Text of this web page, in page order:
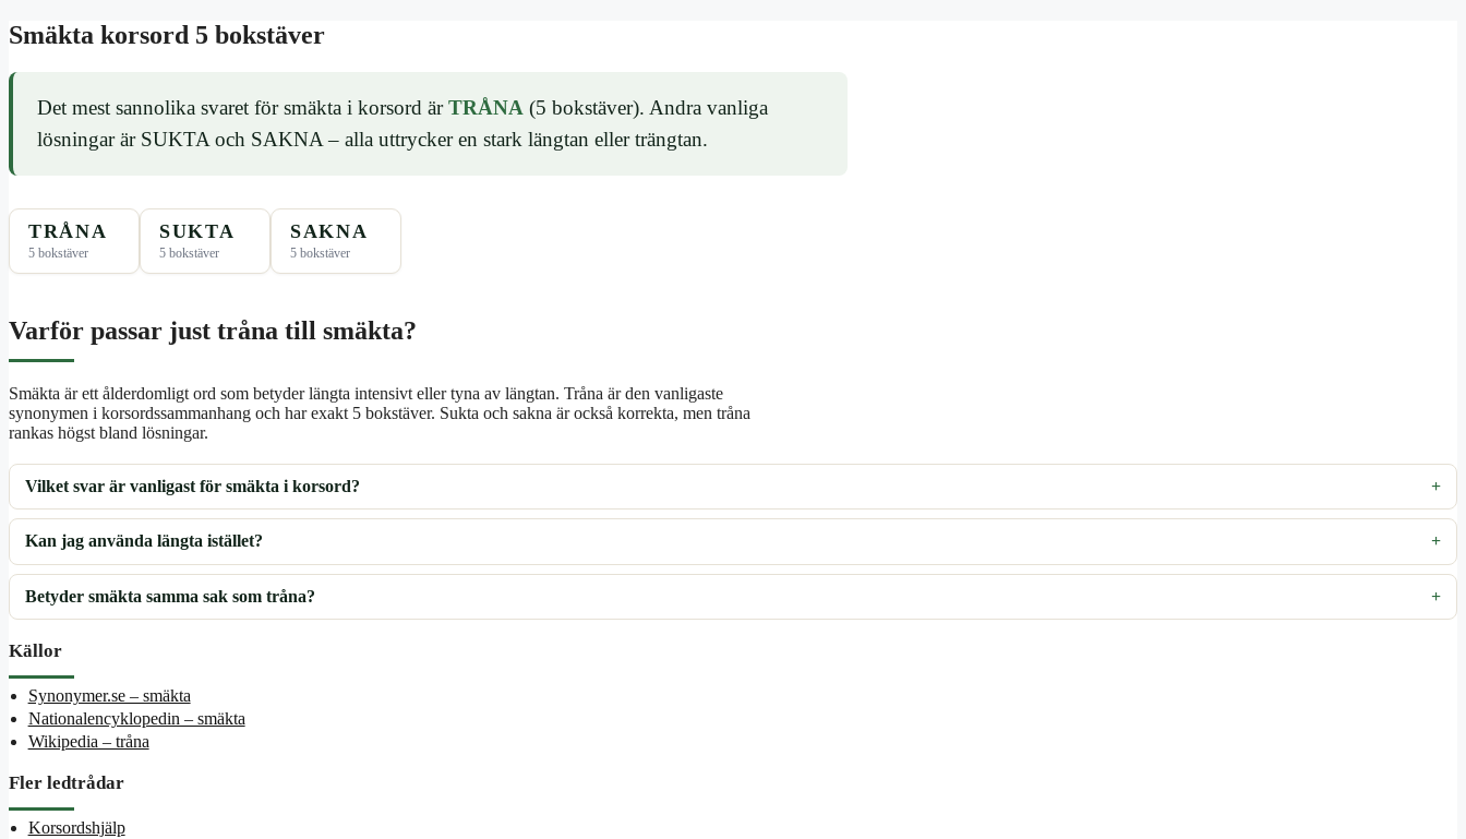
Smäkta korsord 5 bokstäver
Det mest sannolika svaret för smäkta i korsord ärTRÅNA (5 bokstäver). Andra vanliga
lösningar är SUKTA och SAKNA – alla uttrycker en stark längtan eller trängtan.
TRÅNA
5 bokstäver
SUKTA
5 bokstäver
SAKNA
5 bokstäver
Varför passar just tråna till smäkta?
Smäkta är ett ålderdomligt ord som betyder längta intensivt eller tyna av längtan. Tråna är den vanligaste
synonymen i korsordssammanhang och har exakt 5 bokstäver. Sukta och sakna är också korrekta, men tråna
rankas högst bland lösningar.
Vilket svar är vanligast för smäkta i korsord?
Kan jag använda längta istället?
Betyder smäkta samma sak som tråna?
Källor
Synonymer.se – smäkta
Nationalencyklopedin – smäkta
Wikipedia – tråna
Fler ledtrådar
Korsordshjälp